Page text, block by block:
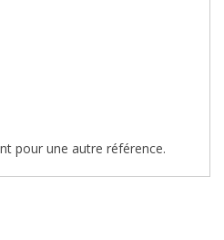
pour une autre référence.